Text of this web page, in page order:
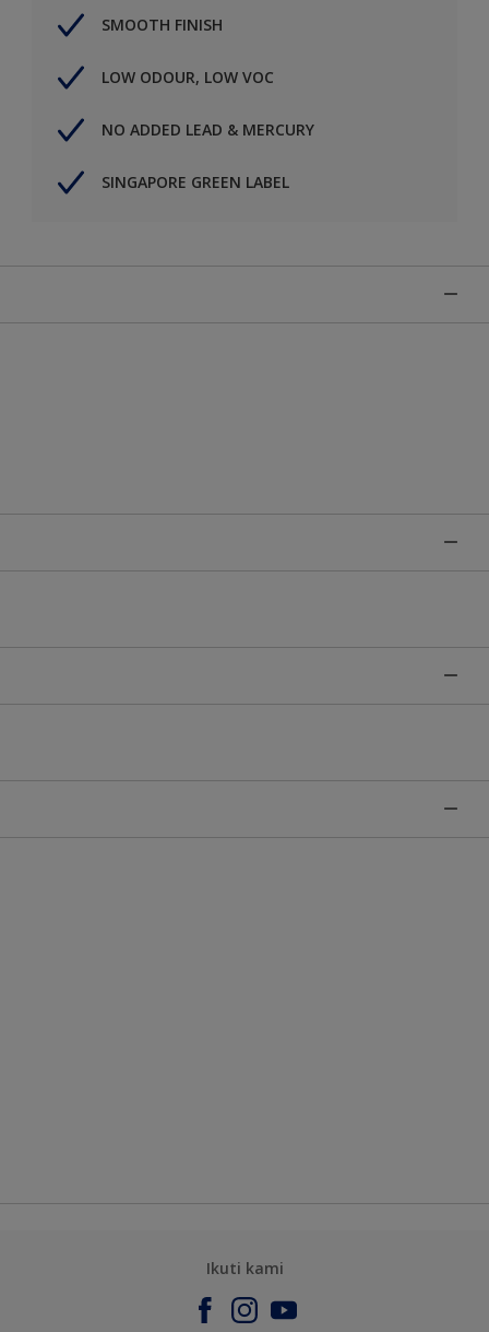
SMOOTH FINISH
LOW ODOUR, LOW VOC
NO ADDED LEAD & MERCURY
SINGAPORE GREEN LABEL
Ikuti kami